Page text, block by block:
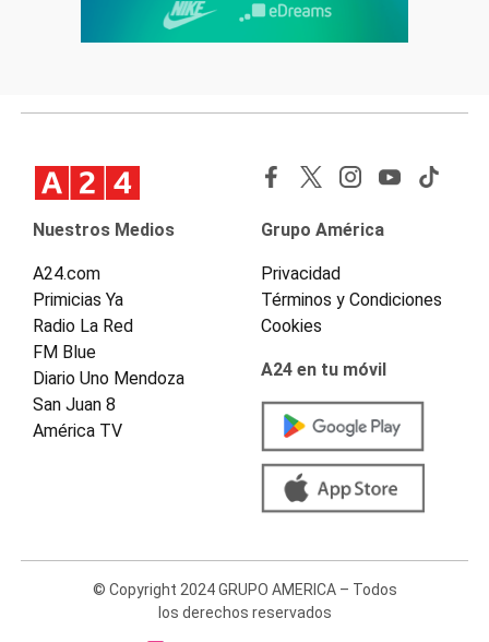
Nuestros Medios
A24.com
Primicias Ya
Radio La Red
FM Blue
Diario Uno Mendoza
San Juan 8
América TV
Grupo América
Privacidad
Términos y Condiciones
Cookies
A24 en tu móvil
© Copyright 2024 GRUPO AMERICA – Todos
los derechos reservados